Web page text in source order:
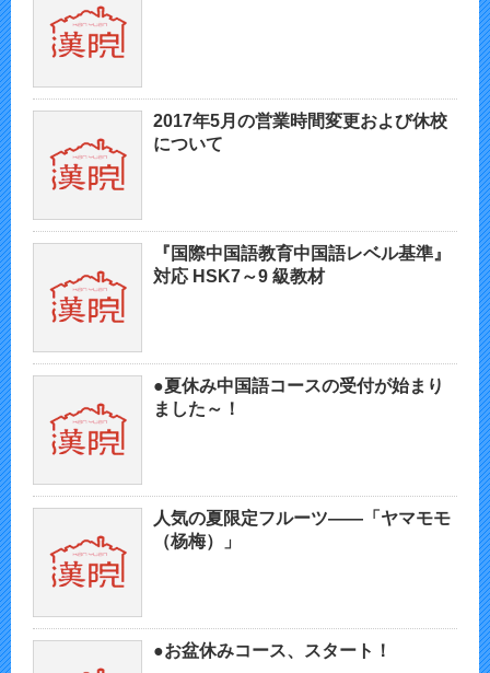
2017年5月の営業時間変更および休校
について
『国際中国語教育中国語レベル基準』
対応 HSK7～9 級教材
●夏休み中国語コースの受付が始まり
ました～！
人気の夏限定フルーツ——「ヤマモモ
（杨梅）」
●お盆休みコース、スタート！